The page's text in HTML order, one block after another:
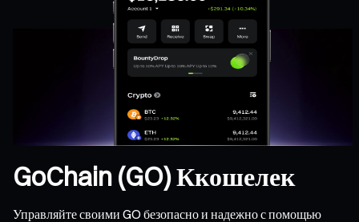
GoChain (GO) Ккошелек
Управляйте своими GO безопасно и надежно с помощью